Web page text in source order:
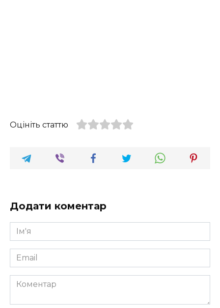
Оцініть статтю
Додати коментар
Ім'я
*
Email
*
Коментар